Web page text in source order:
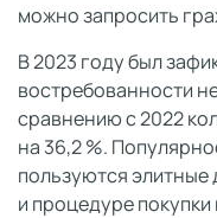
можно запросить
В 2023 году был
востребованности
сравнению с 2022
на 36,2 %.
пользуются
и процедуре